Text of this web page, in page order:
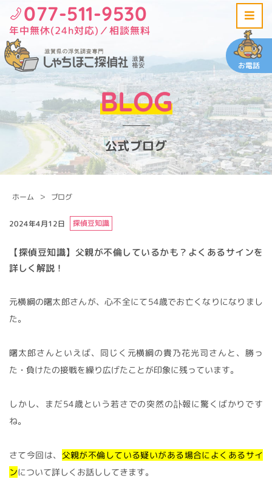
お電話
077-511-9530
年中無休(24h対応)／相談無料
BLOG
公式ブログ
ホーム ブログ
2024年4月12日 探偵豆知識
【探偵豆知識】父親が不倫しているかも？よくあるサインを
詳しく解説！
元横綱の曙太郎さんが、心不全にて54歳でお亡くなりになりまし
た。
曙太郎さんといえば、同じく元横綱の貴乃花光司さんと、勝っ
た・負けたの接戦を繰り広げたことが印象に残っています。
しかし、まだ54歳という若さでの突然の訃報に驚くばかりです
ね。
さて今回は、 父親が不倫している疑いがある場合によくあるサイ
ンについて詳しくお話ししてきます。